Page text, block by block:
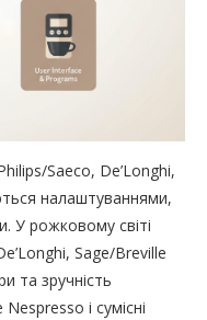
Saeco, De’Longhi,
налаштуваннями,
У рожковому світі
Sage/Breville
та зручність
і сумісні